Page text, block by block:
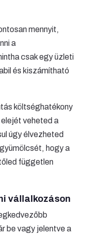
mennyit,
a
csak egy üzleti
és kiszámítható
költséghatékony
veheted a
úgy élvezheted
hogy a
független
vállalkozáson
be vagy jelentve a